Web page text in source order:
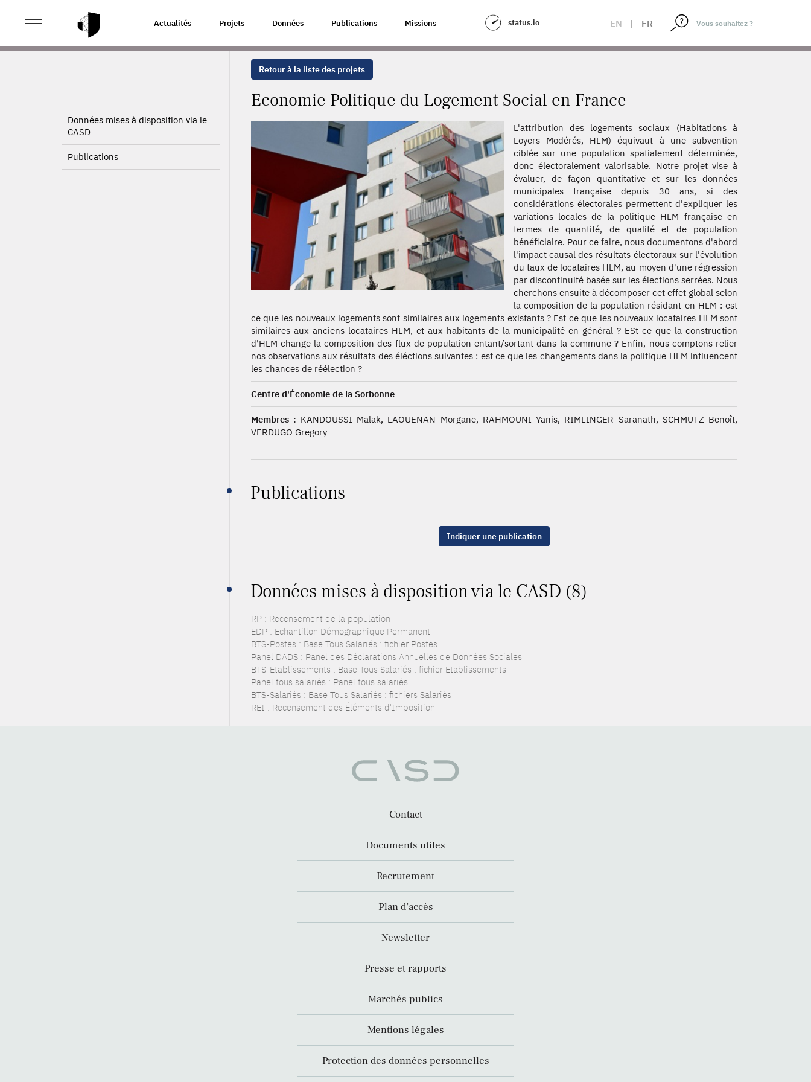
Actualités Projets Données Publications Missions status.io EN | FR
ACCUEIL ECONOMIE POLITIQUE DU LOGEMENT SOCIAL EN FRANCE
Données mises à disposition via le
CASD
Publications
Retour à la liste des projets
Economie Politique du Logement Social en France
L'attribution des logements sociaux (Habitations à
Loyers Modérés, HLM) équivaut à une subvention
ciblée sur une population spatialement déterminée,
donc électoralement valorisable. Notre projet vise à
évaluer, de façon quantitative et sur les données
municipales française depuis 30 ans, si des
considérations électorales permettent d'expliquer les
variations locales de la politique HLM française en
termes de quantité, de qualité et de population
bénéficiaire. Pour ce faire, nous documentons d'abord
l'impact causal des résultats électoraux sur l'évolution
du taux de locataires HLM, au moyen d'une régression
par discontinuité basée sur les élections serrées. Nous
cherchons ensuite à décomposer cet effet global selon
la composition de la population résidant en HLM : est
ce que les nouveaux logements sont similaires aux logements existants ? Est ce que les nouveaux locataires HLM sont
similaires aux anciens locataires HLM, et aux habitants de la municipalité en général ? ESt ce que la construction
d'HLM change la composition des flux de population entant/sortant dans la commune ? Enfin, nous comptons relier
nos observations aux résultats des éléctions suivantes : est ce que les changements dans la politique HLM influencent
les chances de réélection ?
Centre d'Économie de la Sorbonne
Membres : KANDOUSSI Malak, LAOUENAN Morgane, RAHMOUNI Yanis, RIMLINGER Saranath, SCHMUTZ Benoît,
VERDUGO Gregory
Publications
Indiquer une publication
Données mises à disposition via le CASD (8)
RP : Recensement de la population
EDP : Echantillon Démographique Permanent
BTS-Postes : Base Tous Salariés : fichier Postes
Panel DADS : Panel des Déclarations Annuelles de Données Sociales
BTS-Etablissements : Base Tous Salariés : fichier Etablissements
Panel tous salariés : Panel tous salariés
BTS-Salariés : Base Tous Salariés : fichiers Salariés
REI : Recensement des Éléments d'Imposition
Contact
Documents utiles
Recrutement
Plan d’accès
Newsletter
Presse et rapports
Marchés publics
Mentions légales
Protection des données personnelles